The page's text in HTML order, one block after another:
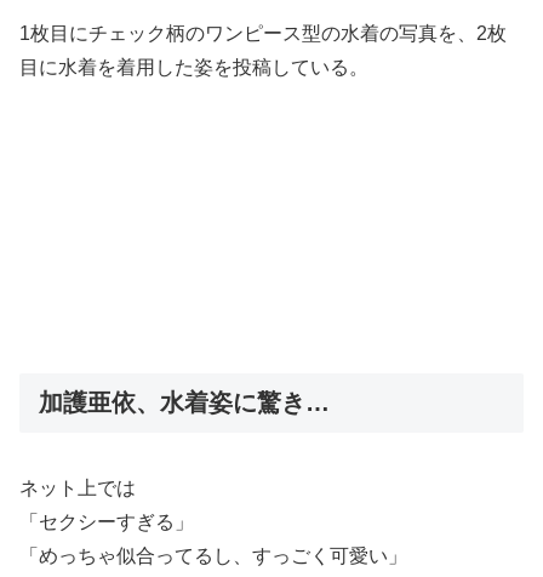
1枚目にチェック柄のワンピース型の水着の写真を、2枚
目に水着を着用した姿を投稿している。
加護亜依、水着姿に驚き…
ネット上では
「セクシーすぎる」
「めっちゃ似合ってるし、すっごく可愛い」